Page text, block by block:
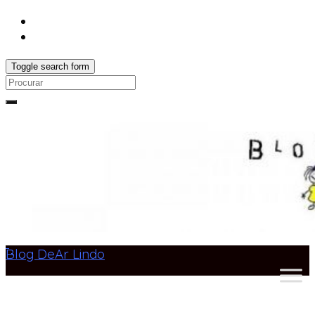
Toggle search form
Search
Blog DeAr Lindo